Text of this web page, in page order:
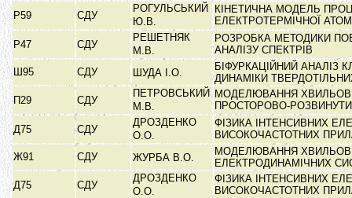
Р59
СДУ
РОГУЛЬСЬКИЙ
Ю.В.
КІНЕТИЧНА МОДЕЛЬ
ЕЛЕКТРОТЕРМІЧНОЇ
Р47
СДУ
РЕШЕТНЯК
М.В.
РОЗРОБКА МЕТОДИКИ
АНАЛІЗУ СПЕКТРІВ
Ш95
СДУ ШУДА І.О.
БІФУРКАЦІЙНИЙ АНАЛІЗ
ДИНАМІКИ
П29
СДУ
ПЕТРОВСЬКИЙ
М.В.
МОДЕЛЮВАННЯ
ПРОСТОРОВО-
Д75
СДУ
ДРОЗДЕНКО
О.О.
ФІЗИКА ІНТЕНСИВНИХ
ВИСОКОЧАСТОТНИХ
Ж91
СДУ ЖУРБА В.О.
МОДЕЛЮВАННЯ
ЕЛЕКТРОДИНАМІЧНИХ
Д75
СДУ
ДРОЗДЕНКО
О.О.
ФІЗИКА ІНТЕНСИВНИХ
ВИСОКОЧАСТОТНИХ